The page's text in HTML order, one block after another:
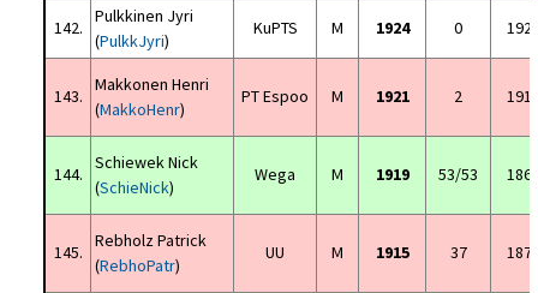
142.
Pulkkinen Jyri
(PulkkJyri)
KuPTS M 1924 0
143.
Makkonen Henri
(MakkoHenr)
PT Espoo M 1921 2
144.
Schiewek Nick
(SchieNick)
Wega M 1919 53/53
145.
Rebholz Patrick
(RebhoPatr)
UU M 1915 37